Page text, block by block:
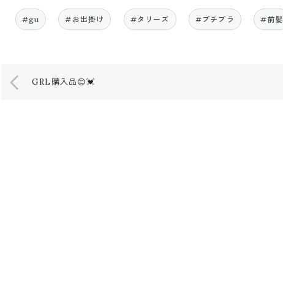
#gu #お出掛け #タリーズ #プチプラ #前髪
GRL購入品😊💓